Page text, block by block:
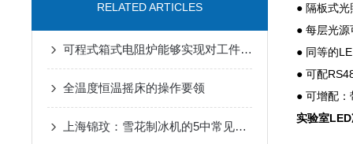
RELATED ARTICLES
可程式箱式电阻炉能够实现对工件的准确加热
全温度恒温摇床的操作要领
上海锦玟：雪花制冰机的5中常见故障维修办法
● 隔板式
● 每层光
● 同等的
● 可配
● 可增配
实验室